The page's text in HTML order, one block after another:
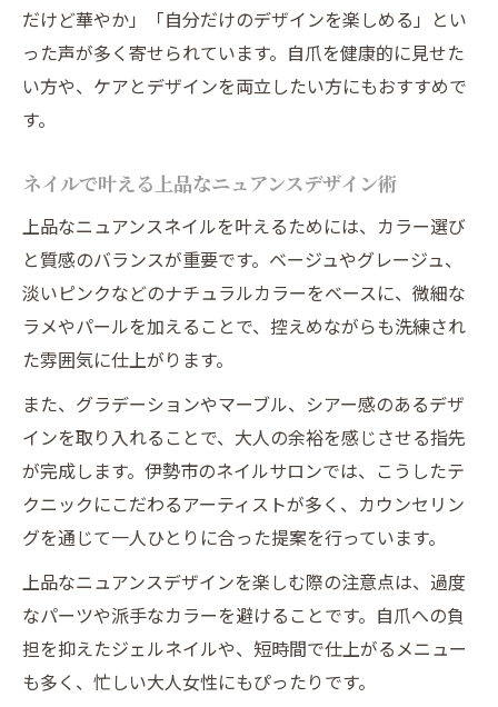
だけど華やか」「自分だけのデザインを楽しめる」とい
った声が多く寄せられています。自爪を健康的に見せた
い方や、ケアとデザインを両立したい方にもおすすめで
す。
ネイルで叶える上品なニュアンスデザイン術
上品なニュアンスネイルを叶えるためには、カラー選び
と質感のバランスが重要です。ベージュやグレージュ、
淡いピンクなどのナチュラルカラーをベースに、微細な
ラメやパールを加えることで、控えめながらも洗練され
た雰囲気に仕上がります。
また、グラデーションやマーブル、シアー感のあるデザ
インを取り入れることで、大人の余裕を感じさせる指先
が完成します。伊勢市のネイルサロンでは、こうしたテ
クニックにこだわるアーティストが多く、カウンセリン
グを通じて一人ひとりに合った提案を行っています。
上品なニュアンスデザインを楽しむ際の注意点は、過度
なパーツや派手なカラーを避けることです。自爪への負
担を抑えたジェルネイルや、短時間で仕上がるメニュー
も多く、忙しい大人女性にもぴったりです。